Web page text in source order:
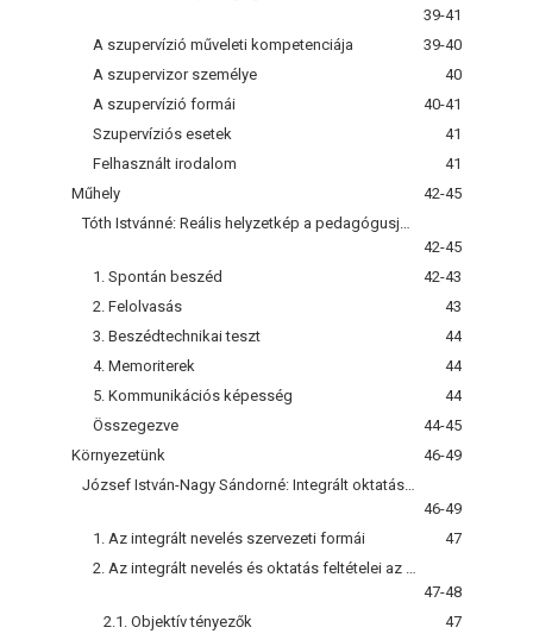
39-41
A szupervízió műveleti kompetenciája
39-40
A szupervizor személye
40
A szupervízió formái
40-41
Szupervíziós esetek
41
Felhasznált irodalom
41
Műhely
42-45
42-45
1. Spontán beszéd
42-43
2. Felolvasás
43
3. Beszédtechnikai teszt
44
4. Memoriterek
44
5. Kommunikációs képesség
44
Összegezve
44-45
Környezetünk
46-49
46-49
1. Az integrált nevelés szervezeti formái
47
47-48
2.1. Objektív tényezők
47